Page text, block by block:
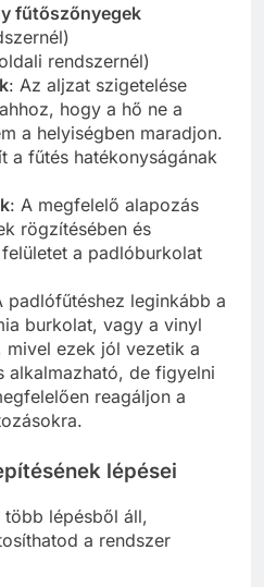
fűtőszőnyegek
rendszernél)
: Az aljzat szigetelése
hogy a hő ne a
a helyiségben maradjon.
a fűtés hatékonyságának
: A megfelelő alapozás
rögzítésében és
a padlóburkolat
padlófűtéshez leginkább a
burkolat, vagy a vinyl
mivel ezek jól vezetik a
alkalmazható, de figyelni
reagáljon a
lépései
több lépésből áll,
a rendszer